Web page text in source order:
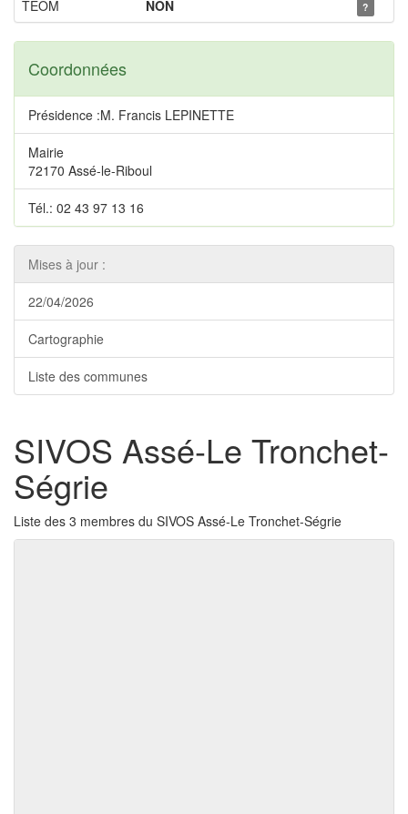
TEOM NON ?
Coordonnées
Présidence :M. Francis LEPINETTE
Mairie
72170 Assé-le-Riboul
Tél.: 02 43 97 13 16
Mises à jour :
22/04/2026
Cartographie
Liste des communes
SIVOS Assé-Le Tronchet-
Ségrie
Liste des 3 membres du SIVOS Assé-Le Tronchet-Ségrie